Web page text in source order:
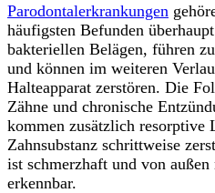
Parodontalerkrankungen
häufigsten Befunden
bakteriellen Belägen, führen
und können im weiteren
Halteapparat zerstören. Die
Zähne und chronische
kommen zusätzlich resorptive
Zahnsubstanz schrittweise
ist schmerzhaft und von
erkennbar.